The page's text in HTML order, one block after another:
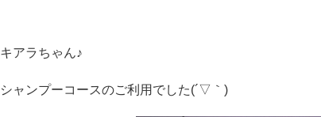
キアラちゃん♪
シャンプーコースのご利用でした(´▽｀)